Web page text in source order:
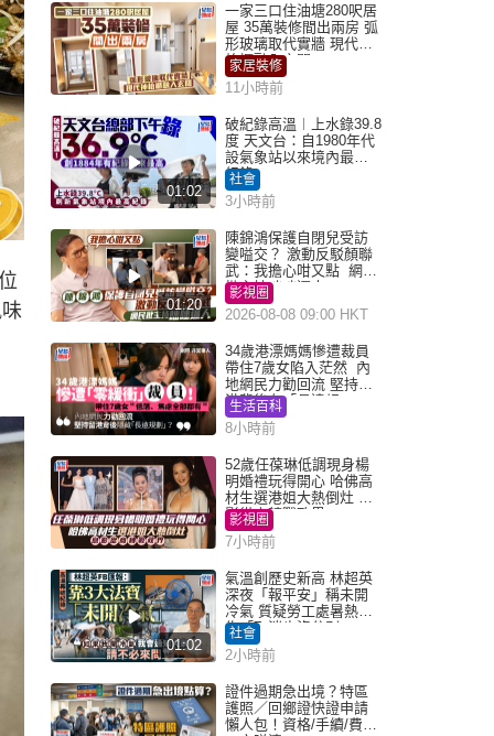
一家三口住油塘280呎居
屋 35萬裝修間出兩房 弧
形玻璃取代實牆 現代神
枱櫃融入玄關
家居裝修
11小時前
01:02
破紀錄高溫︱上水錄39.8
度 天文台：自1980年代
設氣象站以來境內最高
紀錄
社會
3小時前
01:20
陳錦鴻保護自閉兒受訪
變嗌交？ 激動反駁顏聯
武：我擔心咁又點 網民
批主持咄咄逼人
影視圈
2026-08-08 09:00 HKT
34歲港漂媽媽慘遭裁員
帶住7歲女陷入茫然 內
地網民力勸回流 堅持留
港背後有「長遠規
劃」？
生活百科
8小時前
52歲任葆琳低調現身楊
明婚禮玩得開心 哈佛高
材生選港姐大熱倒灶 息
影從商轉戰政界
影視圈
7小時前
01:02
氣溫創歷史新高 林超英
深夜「報平安」稱未開
冷氣 質疑勞工處暑熱警
告「取消也沒分別」
社會
2小時前
證件過期急出境？特區
護照／回鄉證快證申請
懶人包！資格/手續/費用